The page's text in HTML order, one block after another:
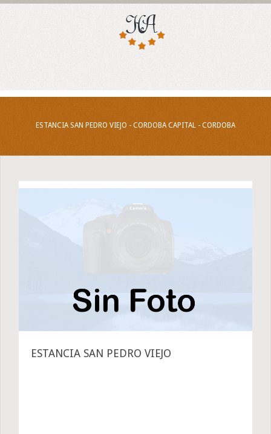
ESTANCIA SAN PEDRO VIEJO - CORDOBA CAPITAL - CORDOBA
ESTANCIA SAN PEDRO VIEJO